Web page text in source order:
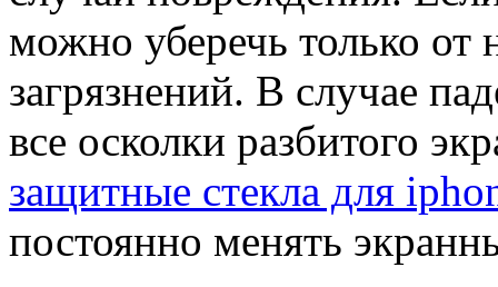
можно уберечь только от
загрязнений. В случае
все осколки разбитого
защитные стекла для
постоянно менять